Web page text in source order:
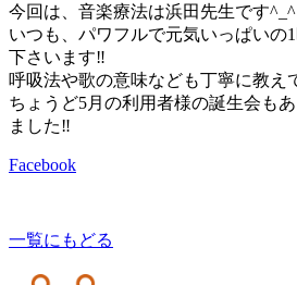
今回は、音楽療法は浜田先生です^_^
いつも、パワフルで元気いっぱいの
下さいます‼️
呼吸法や歌の意味なども丁寧に教え
ちょうど5月の利用者様の誕生会も
ました‼️
Facebook
一覧にもどる